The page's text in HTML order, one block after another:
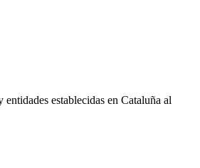
establecidas en Cataluña al